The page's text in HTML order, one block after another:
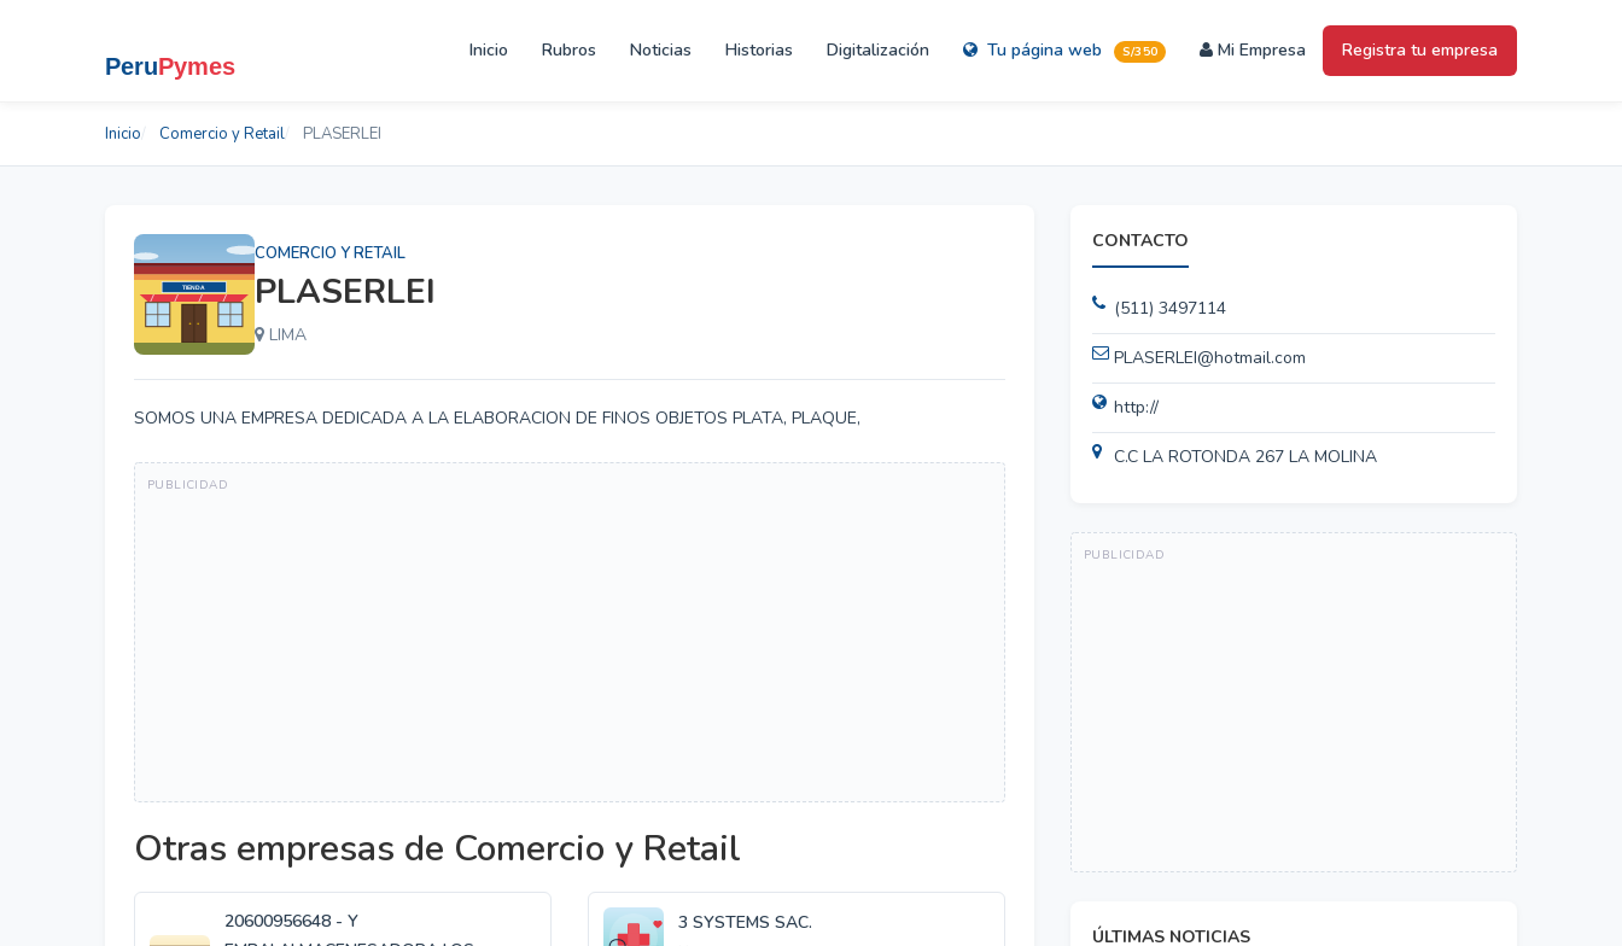
Inicio Rubros Noticias Historias Digitalización Tu página web S/350 Mi Empresa Registra tu empresa
Inicio Comercio y Retail PLASERLEI
COMERCIO Y RETAIL
PLASERLEI
LIMA
SOMOS UNA EMPRESA DEDICADA A LA ELABORACION DE FINOS OBJETOS PLATA, PLAQUE,
Otras empresas de Comercio y Retail
20600956648 - Y
3 SYSTEMS SAC.
CONTACTO
(511) 3497114
PLASERLEI@hotmail.com
http://
C.C LA ROTONDA 267 LA MOLINA
ÚLTIMAS NOTICIAS